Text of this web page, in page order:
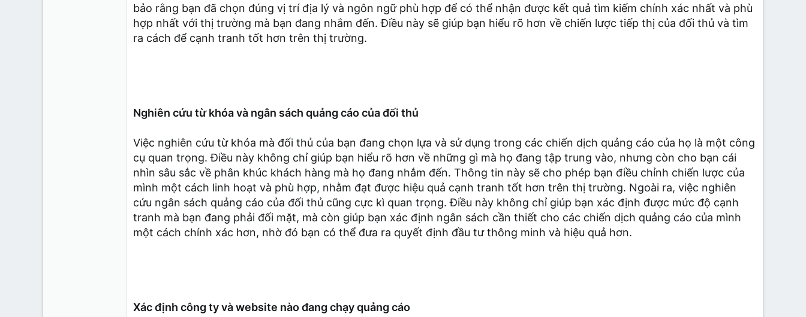
bảo rằng bạn đã chọn đúng vị trí địa lý và ngôn ngữ phù hợp để có thể nhận được kết quả tìm kiếm chính xác nhất và phù
hợp nhất với thị trường mà bạn đang nhắm đến. Điều này sẽ giúp bạn hiểu rõ hơn về chiến lược tiếp thị của đối thủ và tìm
ra cách để cạnh tranh tốt hơn trên thị trường.
Nghiên cứu từ khóa và ngân sách quảng cáo của đối thủ
Việc nghiên cứu từ khóa mà đối thủ của bạn đang chọn lựa và sử dụng trong các chiến dịch quảng cáo của họ là một công
cụ quan trọng. Điều này không chỉ giúp bạn hiểu rõ hơn về những gì mà họ đang tập trung vào, nhưng còn cho bạn cái
nhìn sâu sắc về phân khúc khách hàng mà họ đang nhắm đến. Thông tin này sẽ cho phép bạn điều chỉnh chiến lược của
mình một cách linh hoạt và phù hợp, nhằm đạt được hiệu quả cạnh tranh tốt hơn trên thị trường. Ngoài ra, việc nghiên
cứu ngân sách quảng cáo của đối thủ cũng cực kì quan trọng. Điều này không chỉ giúp bạn xác định được mức độ cạnh
tranh mà bạn đang phải đối mặt, mà còn giúp bạn xác định ngân sách cần thiết cho các chiến dịch quảng cáo của mình
một cách chính xác hơn, nhờ đó bạn có thể đưa ra quyết định đầu tư thông minh và hiệu quả hơn.
Xác định công ty và website nào đang chạy quảng cáo